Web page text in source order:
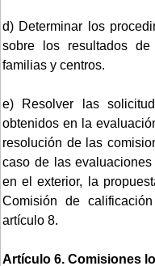
d) Determinar los
sobre los resultados
familias y centros.
e) Resolver las
obtenidos en la
resolución de las
caso de las
en el exterior, la
Comisión de
artículo 8.
Artículo 6. Comisiones